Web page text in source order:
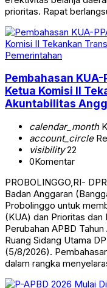
prioritas. Rapat
Pemerintahan
Pembahasan KUA-
Ketua Komisi II
Akuntabilitas
calendar_month
account_circle
visibility22
0Komentar
PROBOLINGGO,RI-
Badan Anggaran
Probolinggo untuk
(KUA) dan Prioritas dan
Perubahan APBD
Ruang Sidang Utama
(5/8/2026).
dalam rangka